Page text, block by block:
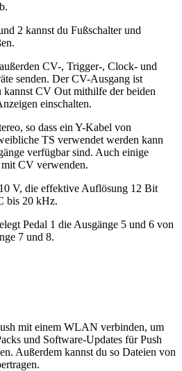
2 kannst du Fußschalter und
CV-, Trigger-, Clock- und
senden. Der CV-Ausgang ist
kannst CV Out mithilfe der beiden
einschalten.
so dass ein Y-Kabel von
TS verwendet werden kann
verfügbar sind. Auch einige
CV verwenden.
V, die effektive Auflösung 12 Bit
bis 20 kHz.
Pedal 1 die Ausgänge 5 und 6 von
7 und 8.
mit einem WLAN verbinden, um
und Software-Updates für Push
Außerdem kannst du so Dateien von